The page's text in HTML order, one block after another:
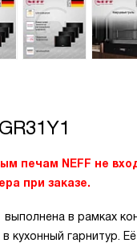
печам NEFF не
при заказе.
в рамках
кухонный гарнитур.